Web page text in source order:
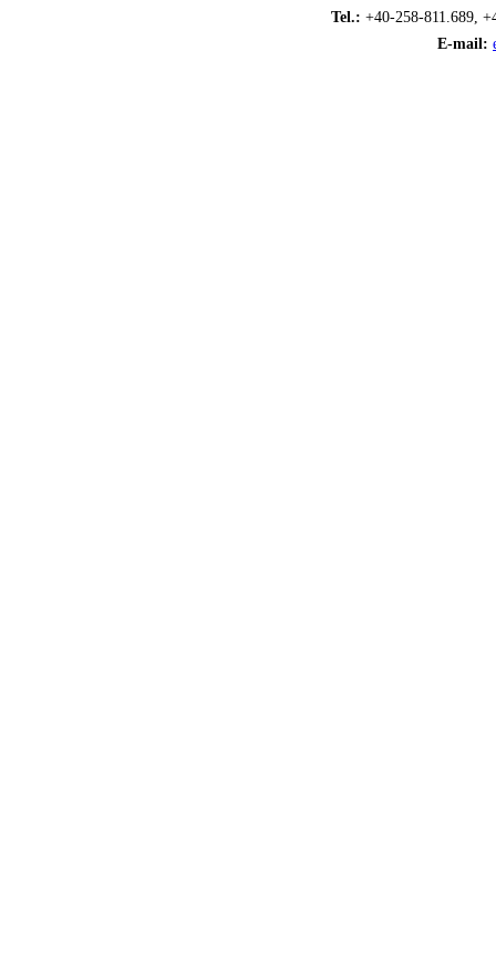
Tel.: +40-258-811.689,
E-mail: